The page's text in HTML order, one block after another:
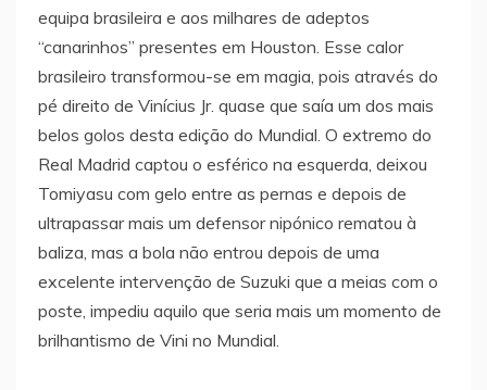
equipa brasileira e aos milhares de adeptos
“canarinhos” presentes em Houston. Esse calor
brasileiro transformou-se em magia, pois através do
pé direito de Vinícius Jr. quase que saía um dos mais
belos golos desta edição do Mundial. O extremo do
Real Madrid captou o esférico na esquerda, deixou
Tomiyasu com gelo entre as pernas e depois de
ultrapassar mais um defensor nipónico rematou à
baliza, mas a bola não entrou depois de uma
excelente intervenção de Suzuki que a meias com o
poste, impediu aquilo que seria mais um momento de
brilhantismo de Vini no Mundial.